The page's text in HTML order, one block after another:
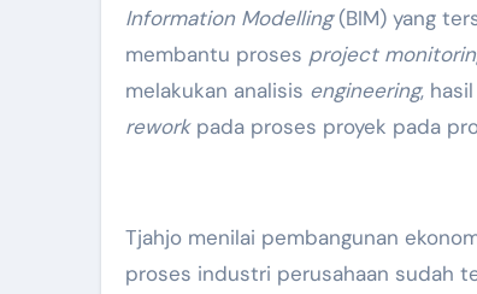
Information Modelling(BIM) yang
membantu proses project
melakukan analisis engineering,
reworkpada proses proyek pada
Tjahjo menilai pembangunan
proses industri perusahaan sudah